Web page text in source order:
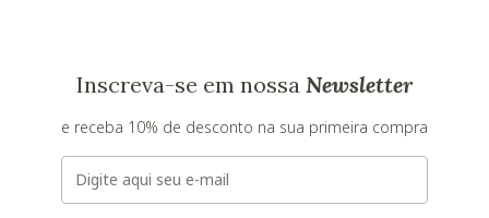
Inscreva-se em nossa Newsletter
e receba 10% de desconto na sua primeira compra
E-mail